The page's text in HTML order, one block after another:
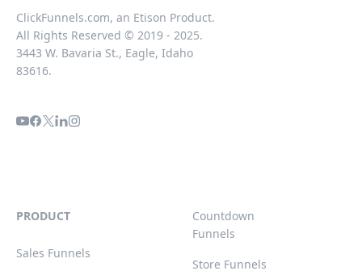
ClickFunnels.com, an Etison Product.
All Rights Reserved © 2019 - 2025.
3443 W. Bavaria St., Eagle, Idaho
83616.
PRODUCT
Sales Funnels
Countdown
Funnels
Store Funnels